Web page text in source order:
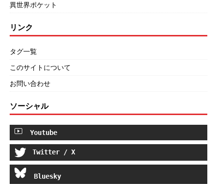
異世界ポケット
リンク
タグ一覧
このサイトについて
お問い合わせ
ソーシャル
Youtube
Twitter / X
Bluesky